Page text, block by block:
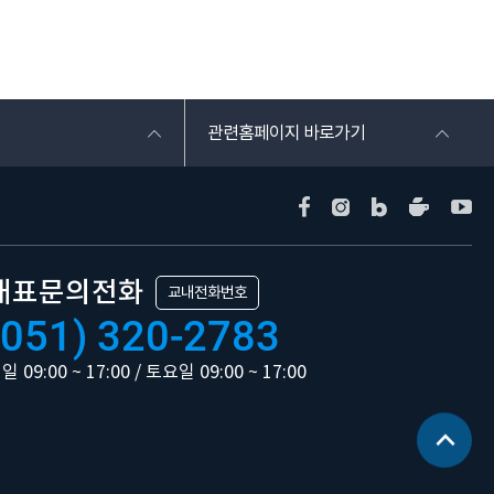
관련홈페이지 바로가기
표문의전화 교내전화번호
320-2783
09:00 ~ 17:00 / 토요일 09:00 ~ 17:00